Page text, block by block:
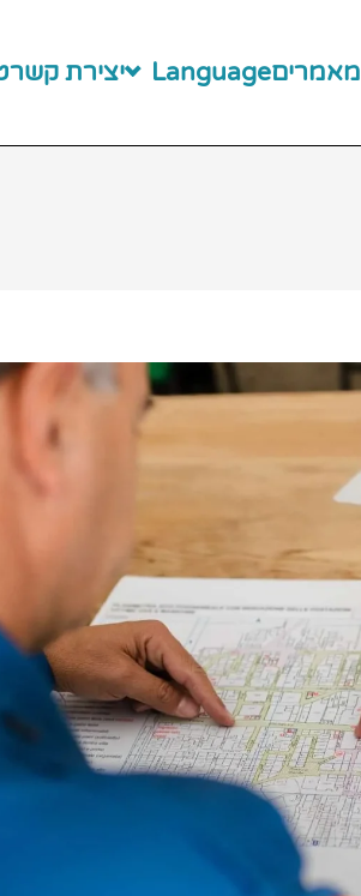
מאמריםLanguage יצירת קשר